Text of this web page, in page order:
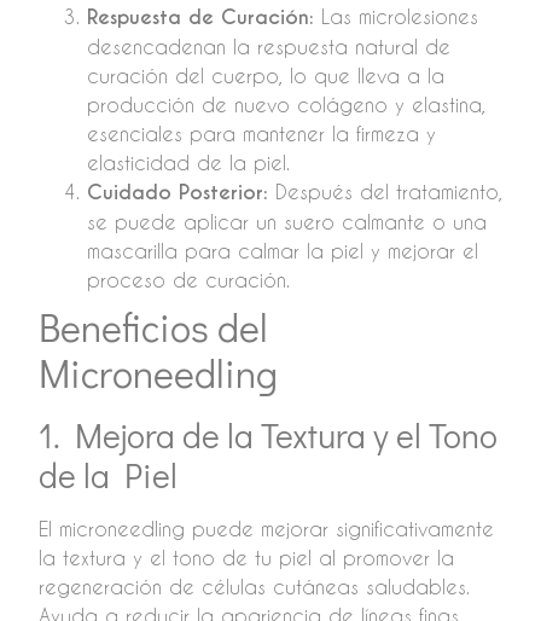
Respuesta de Curación: Las microlesiones
desencadenan la respuesta natural de
curación del cuerpo, lo que lleva a la
producción de nuevo colágeno y elastina,
esenciales para mantener la firmeza y
elasticidad de la piel.
Cuidado Posterior: Después del tratamiento,
se puede aplicar un suero calmante o una
mascarilla para calmar la piel y mejorar el
proceso de curación.
Beneficios del
Microneedling
1. Mejora de la Textura y el Tono
de la Piel
El microneedling puede mejorar significativamente
la textura y el tono de tu piel al promover la
regeneración de células cutáneas saludables.
Ayuda a reducir la apariencia de líneas finas,